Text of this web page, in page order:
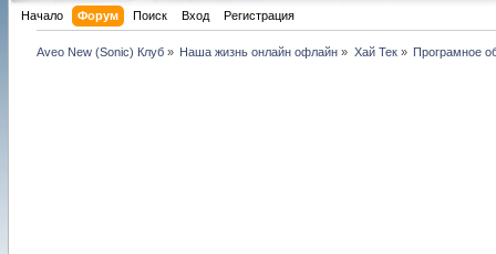
Начало Форум Поиск Вход Регистрация
Aveo New (Sonic) Клуб» Наша жизнь онлайн офлайн » Хай Тек» Програмное